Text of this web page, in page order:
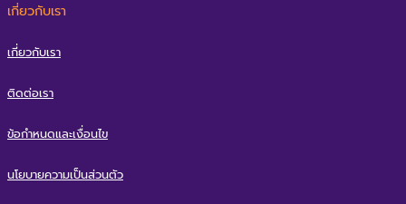
เกี่ยวกับเรา
เกี่ยวกับเรา
ติดต่อเรา
ข้อกำหนดและเงื่อนไข
นโยบายความเป็นส่วนตัว